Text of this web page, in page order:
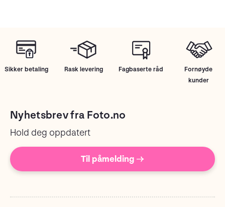
Sikker betaling Rask levering Fagbaserte råd
Fornøyde
kunder
Nyhetsbrev fra Foto.no
Hold deg oppdatert
Til påmelding →